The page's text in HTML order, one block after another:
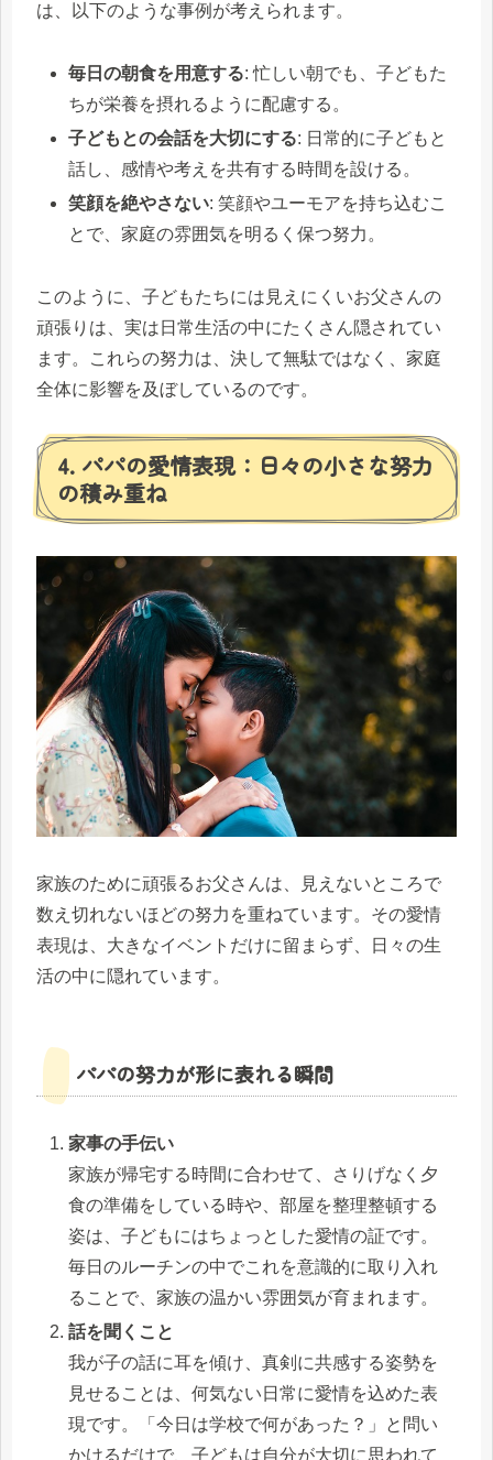
は、以下のような事例が考えられます。
毎日の朝食を用意する: 忙しい朝でも、子どもた
ちが栄養を摂れるように配慮する。
子どもとの会話を大切にする: 日常的に子どもと
話し、感情や考えを共有する時間を設ける。
笑顔を絶やさない: 笑顔やユーモアを持ち込むこ
とで、家庭の雰囲気を明るく保つ努力。
このように、子どもたちには見えにくいお父さんの
頑張りは、実は日常生活の中にたくさん隠されてい
ます。これらの努力は、決して無駄ではなく、家庭
全体に影響を及ぼしているのです。
4. パパの愛情表現：日々の小さな努力
の積み重ね
家族のために頑張るお父さんは、見えないところで
数え切れないほどの努力を重ねています。その愛情
表現は、大きなイベントだけに留まらず、日々の生
活の中に隠れています。
パパの努力が形に表れる瞬間
家事の手伝い
家族が帰宅する時間に合わせて、さりげなく夕
食の準備をしている時や、部屋を整理整頓する
姿は、子どもにはちょっとした愛情の証です。
毎日のルーチンの中でこれを意識的に取り入れ
ることで、家族の温かい雰囲気が育まれます。
話を聞くこと
我が子の話に耳を傾け、真剣に共感する姿勢を
見せることは、何気ない日常に愛情を込めた表
現です。「今日は学校で何があった？」と問い
かけるだけで、子どもは自分が大切に思われて